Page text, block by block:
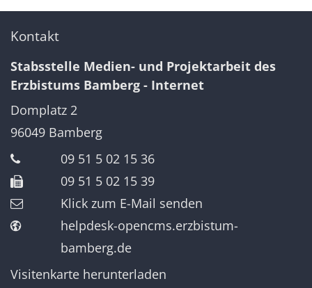
Kontakt
Stabsstelle Medien- und Projektarbeit des
Erzbistums Bamberg - Internet
Domplatz 2
96049 Bamberg
09 51 5 02 15 36
09 51 5 02 15 39
Klick zum E-Mail senden
helpdesk-opencms.erzbistum-
bamberg.de
Visitenkarte herunterladen